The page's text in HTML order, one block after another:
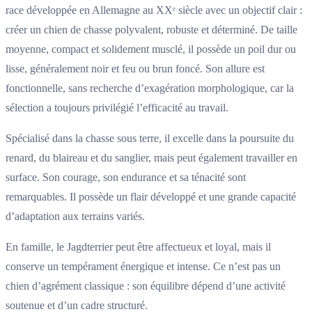
race développée en Allemagne au XXᵉ siècle avec un objectif clair :
créer un chien de chasse polyvalent, robuste et déterminé. De taille
moyenne, compact et solidement musclé, il possède un poil dur ou
lisse, généralement noir et feu ou brun foncé. Son allure est
fonctionnelle, sans recherche d’exagération morphologique, car la
sélection a toujours privilégié l’efficacité au travail.
Spécialisé dans la chasse sous terre, il excelle dans la poursuite du
renard, du blaireau et du sanglier, mais peut également travailler en
surface. Son courage, son endurance et sa ténacité sont
remarquables. Il possède un flair développé et une grande capacité
d’adaptation aux terrains variés.
En famille, le Jagdterrier peut être affectueux et loyal, mais il
conserve un tempérament énergique et intense. Ce n’est pas un
chien d’agrément classique : son équilibre dépend d’une activité
soutenue et d’un cadre structuré.